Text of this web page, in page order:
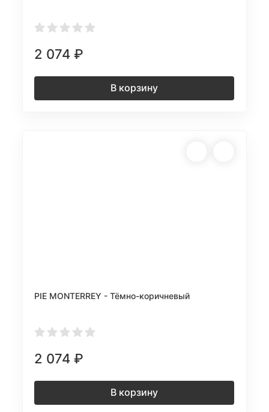
2 074₽
В корзину
PIE MONTERREY - Тёмно-коричневый
2 074₽
В корзину